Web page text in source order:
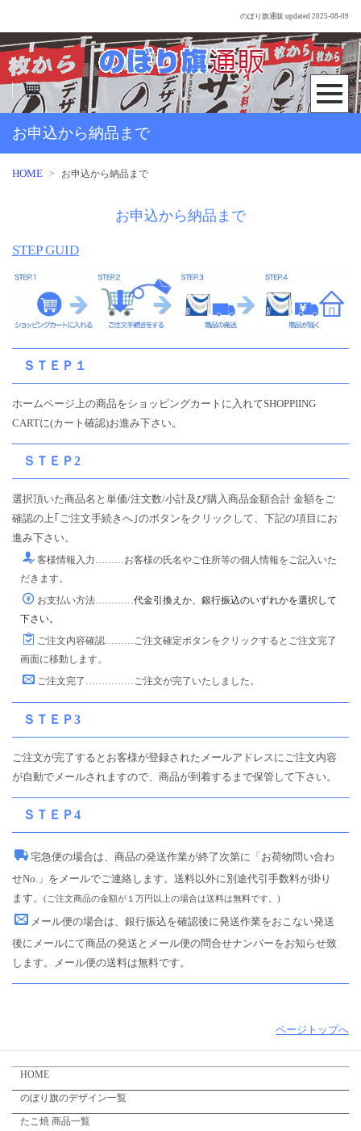
のぼり旗通販 updated 2025-08-09
お申込から納品まで
HOME > お申込から納品まで
お申込から納品まで
STEP GUID
ＳＴＥＰ１
ホームページ上の商品をショッピングカートに入れてSHOPPIING
CARTに(カート確認)お進み下さい。
ＳＴＥＰ2
選択頂いた商品名と単価/注文数/小計及び購入商品金額合計 金額をご
確認の上｢ご注文手続きへ｣のボタンをクリックして、下記の項目にお
進み下さい。
客様情報入力………お客様の氏名やご住所等の個人情報をご記入いた
だきます。
お支払い方法…………代金引換えか、銀行振込のいずれかを選択して
下さい。
ご注文内容確認………ご注文確定ボタンをクリックするとご注文完了
画面に移動します。
ご注文完了……………ご注文が完了いたしました。
ＳＴＥＰ3
ご注文が完了するとお客様が登録されたメールアドレスにご注文内容
が自動でメールされますので、商品が到着するまで保管して下さい。
ＳＴＥＰ4
宅急便の場合は、商品の発送作業が終了次第に「お荷物問い合わ
せNo.」をメールでご連絡します。送料以外に別途代引手数料が掛り
ます。
(ご注文商品の金額が１万円以上の場合は送料は無料です。)
メール便の場合は、銀行振込を確認後に発送作業をおこない発送
後にメールにて商品の発送とメール便の問合せナンバーをお知らせ致
します。メール便の送料は無料です。
ページトップへ
HOME
のぼり旗のデザイン一覧
たこ焼 商品一覧